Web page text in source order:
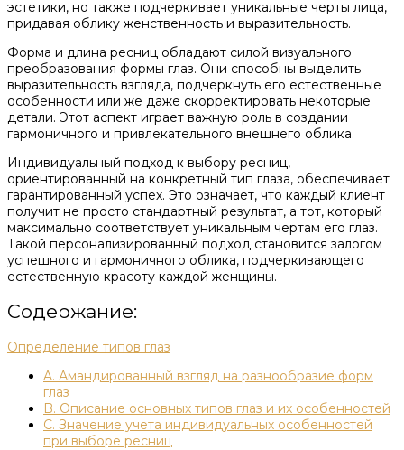
эстетики, но также подчеркивает уникальные черты лица,
придавая облику женственность и выразительность.
Форма и длина ресниц обладают силой визуального
преобразования формы глаз. Они способны выделить
выразительность взгляда, подчеркнуть его естественные
особенности или же даже скорректировать некоторые
детали. Этот аспект играет важную роль в создании
гармоничного и привлекательного внешнего облика.
Индивидуальный подход к выбору ресниц,
ориентированный на конкретный тип глаза, обеспечивает
гарантированный успех. Это означает, что каждый клиент
получит не просто стандартный результат, а тот, который
максимально соответствует уникальным чертам его глаз.
Такой персонализированный подход становится залогом
успешного и гармоничного облика, подчеркивающего
естественную красоту каждой женщины.
Содержание:
Определение типов глаз
A. Амандированный взгляд на разнообразие форм
глаз
B. Описание основных типов глаз и их особенностей
C. Значение учета индивидуальных особенностей
при выборе ресниц